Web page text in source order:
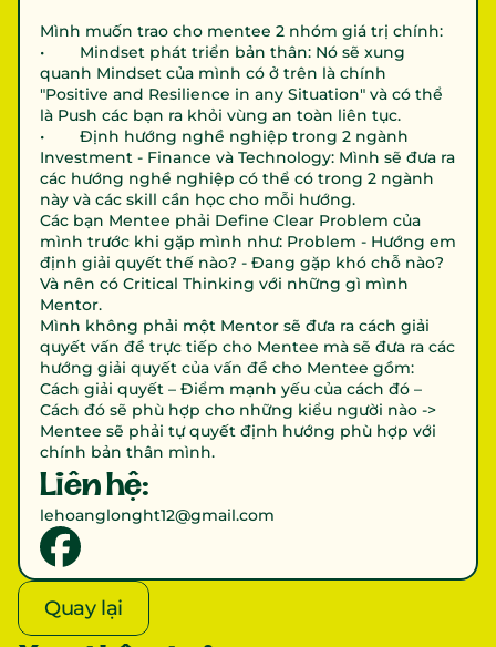
Mình muốn trao cho mentee 2 nhóm giá trị chính:
•        Mindset phát triển bản thân: Nó sẽ xung
quanh Mindset của mình có ở trên là chính
"Positive and Resilience in any Situation" và có thể
là Push các bạn ra khỏi vùng an toàn liên tục.
•        Định hướng nghề nghiệp trong 2 ngành
Investment - Finance và Technology: Mình sẽ đưa ra
các hướng nghề nghiệp có thể có trong 2 ngành
này và các skill cần học cho mỗi hướng.
Các bạn Mentee phải Define Clear Problem của
mình trước khi gặp mình như: Problem - Hướng em
định giải quyết thế nào? - Đang gặp khó chỗ nào?
Và nên có Critical Thinking với những gì mình
Mentor.
Mình không phải một Mentor sẽ đưa ra cách giải
quyết vấn đề trực tiếp cho Mentee mà sẽ đưa ra các
hướng giải quyết của vấn đề cho Mentee gồm:
Cách giải quyết – Điểm mạnh yếu của cách đó –
Cách đó sẽ phù hợp cho những kiểu người nào ->
Mentee sẽ phải tự quyết định hướng phù hợp với
chính bản thân mình.
Liên hệ:
lehoanglonght12@gmail.com
Quay lại